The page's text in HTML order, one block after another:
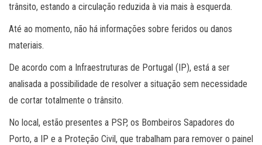
trânsito, estando a circulação reduzida à via mais à esquerda.
Até ao momento, não há informações sobre feridos ou danos
materiais.
De acordo com a Infraestruturas de Portugal (IP), está a ser
analisada a possibilidade de resolver a situação sem necessidade
de cortar totalmente o trânsito.
No local, estão presentes a PSP, os Bombeiros Sapadores do
Porto, a IP e a Proteção Civil, que trabalham para remover o painel